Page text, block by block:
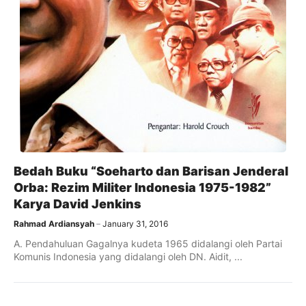
Bedah Buku “Soeharto dan Barisan Jenderal
Orba: Rezim Militer Indonesia 1975-1982”
Karya David Jenkins
Rahmad Ardiansyah January 31, 2016
A. Pendahuluan Gagalnya kudeta 1965 didalangi oleh Partai
Komunis Indonesia yang didalangi oleh DN. Aidit, ...